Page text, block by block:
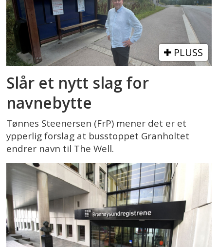
PLUSS
Slår et nytt slag for
navnebytte
Tønnes Steenersen (FrP) mener det er et
ypperlig forslag at busstoppet Granholtet
endrer navn til The Well.